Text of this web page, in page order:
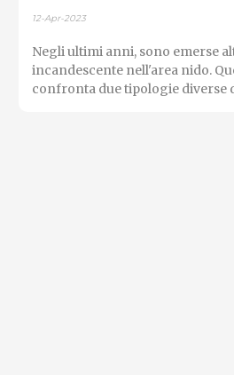
12-Apr-2023
Negli ultimi anni, sono emerse
incandescente nell'area nido.
confronta due tipologie diverse